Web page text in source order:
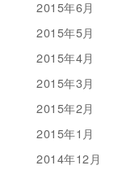
2015年6月
2015年5月
2015年4月
2015年3月
2015年2月
2015年1月
2014年12月